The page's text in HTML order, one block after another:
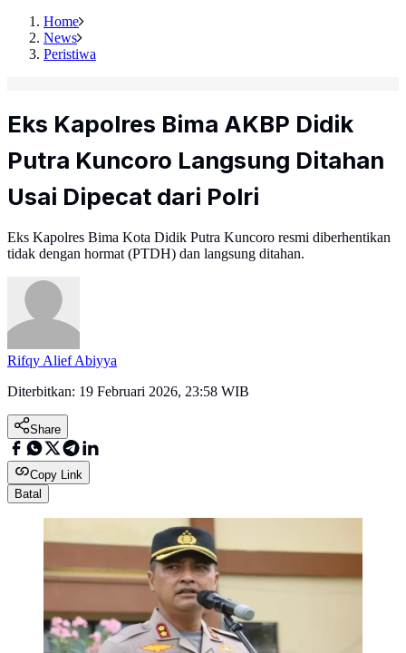
Home
News
Peristiwa
Eks Kapolres Bima AKBP Didik
Putra Kuncoro Langsung Ditahan
Usai Dipecat dari Polri
Eks Kapolres Bima Kota Didik Putra Kuncoro resmi diberhentikan
tidak dengan hormat (PTDH) dan langsung ditahan.
Rifqy Alief Abiyya
Diterbitkan: 19 Februari 2026, 23:58 WIB
Share
Copy Link
Batal